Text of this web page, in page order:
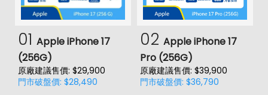
01 Apple iPhone 17
(256G)
原廠建議售價: $29,900
門市破盤價: $28,490
02 Apple iPhone 17
Pro (256G)
原廠建議售價: $39,900
門市破盤價: $36,790